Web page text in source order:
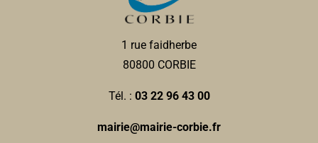
1 rue faidherbe
80800 CORBIE
Tél. : 03 22 96 43 00
mairie@mairie-corbie.fr